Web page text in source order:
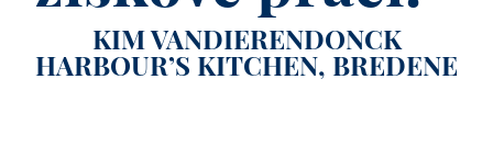
KIM VANDIERENDONCK
HARBOUR’S KITCHEN, BREDENE